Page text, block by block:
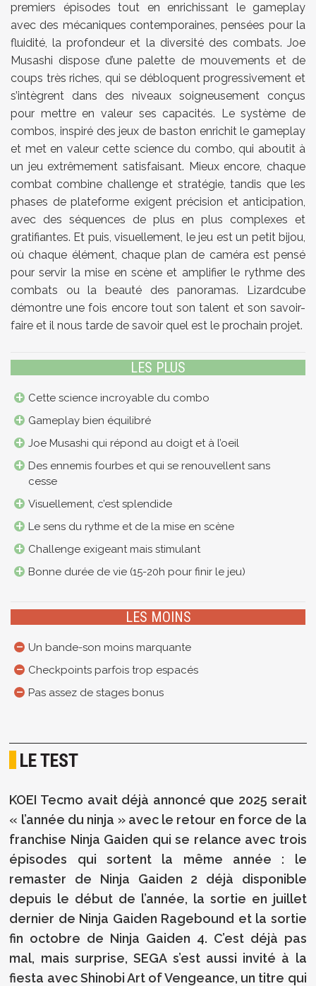
premiers épisodes tout en enrichissant le gameplay
avec des mécaniques contemporaines, pensées pour la
fluidité, la profondeur et la diversité des combats. Joe
Musashi dispose d’une palette de mouvements et de
coups très riches, qui se débloquent progressivement et
s’intègrent dans des niveaux soigneusement conçus
pour mettre en valeur ses capacités. Le système de
combos, inspiré des jeux de baston enrichit le gameplay
et met en valeur cette science du combo, qui aboutit à
un jeu extrêmement satisfaisant. Mieux encore, chaque
combat combine challenge et stratégie, tandis que les
phases de plateforme exigent précision et anticipation,
avec des séquences de plus en plus complexes et
gratifiantes. Et puis, visuellement, le jeu est un petit bijou,
où chaque élément, chaque plan de caméra est pensé
pour servir la mise en scène et amplifier le rythme des
combats ou la beauté des panoramas. Lizardcube
démontre une fois encore tout son talent et son savoir-
faire et il nous tarde de savoir quel est le prochain projet.
LES PLUS
Cette science incroyable du combo
Gameplay bien équilibré
Joe Musashi qui répond au doigt et à l’oeil
Des ennemis fourbes et qui se renouvellent sans
cesse
Visuellement, c’est splendide
Le sens du rythme et de la mise en scène
Challenge exigeant mais stimulant
Bonne durée de vie (15-20h pour finir le jeu)
LES MOINS
Un bande-son moins marquante
Checkpoints parfois trop espacés
Pas assez de stages bonus
LE TEST
KOEI Tecmo avait déjà annoncé que 2025 serait
« l’année du ninja » avec le retour en force de la
franchise Ninja Gaiden qui se relance avec trois
épisodes qui sortent la même année : le
remaster de Ninja Gaiden 2 déjà disponible
depuis le début de l’année, la sortie en juillet
dernier de Ninja Gaiden Ragebound et la sortie
fin octobre de Ninja Gaiden 4. C’est déjà pas
mal, mais surprise, SEGA s’est aussi invité à la
fiesta avec Shinobi Art of Vengeance, un titre qui